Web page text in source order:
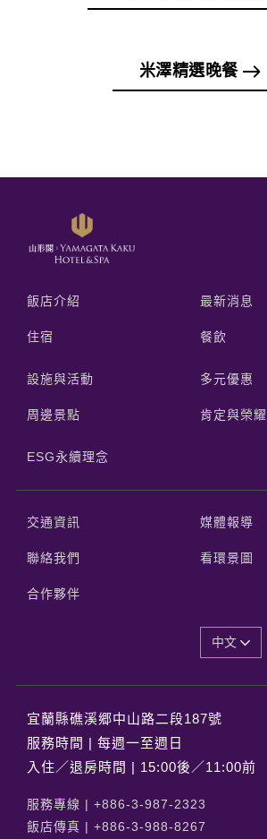
米澤精選晚餐
飯店介紹 最新消息
住宿 餐飲
設施與活動 多元優惠
周邊景點 肯定與榮耀
ESG永續理念
交通資訊 媒體報導
聯絡我們 看環景圖
合作夥伴
中文
宜蘭縣礁溪郷中山路二段187號
服務時間 | 每週一至週日
入住／退房時間 | 15:00後／11:00前
服務專線 | +886-3-987-2323
飯店傳真 | +886-3-988-8267